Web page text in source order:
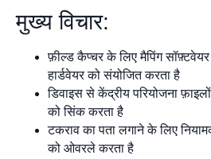
मुख्य विचार:
फ़ील्ड कैप्चर के लिए मैपिंग
हार्डवेयर को संयोजित करता है
डिवाइस से केंद्रीय परियोजना
को सिंक करता है
टकराव का पता लगाने के लिए
को ओवरले करता है